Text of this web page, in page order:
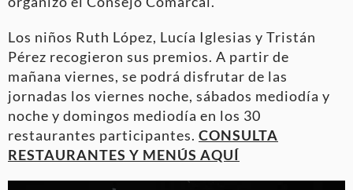
Los niños Ruth López, Lucía Iglesias y Tristán
Pérez recogieron sus premios. A partir de
mañana viernes, se podrá disfrutar de las
jornadas los viernes noche, sábados mediodía y
noche y domingos mediodía en los 30
restaurantes participantes. CONSULTA
RESTAURANTES Y MENÚS AQUÍ